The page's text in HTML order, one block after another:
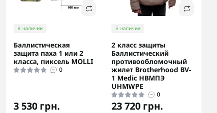
В наличии
Баллистическая
защита паха 1 или 2
класса, пиксель MOLLI
0
3 530 грн.
В наличии
2 класс защиты
Баллистический
противообломочный
жилет Brotherhood BV-
1 Medic НВМПЭ
UHMWPE
0
23 720 грн.